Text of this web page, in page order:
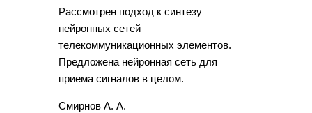
Рассмотрен подход к синтезу
нейронных сетей
телекоммуникационных элементов.
Предложена нейронная сеть для
приема сигналов в целом.
Смирнов А. А.